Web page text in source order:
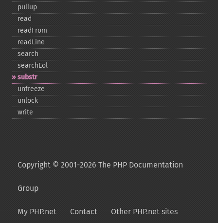
pullup
read
readFrom
readLine
search
searchEol
substr
unfreeze
unlock
write
Copyright © 2001-2026 The PHP Documentation
Group
My PHP.net Contact Other PHP.net sites